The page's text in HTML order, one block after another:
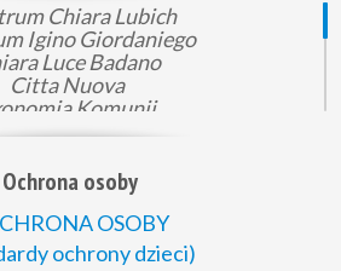
Chiara Lubich
Igino Giordaniego
Luce Badano
Citta Nuova
Komunii
Gen 4
Komunia i prawo
Loppiano
pomocnicy Boga
Montet
Ochrona osoby
OSOBY
ochrony dzieci)